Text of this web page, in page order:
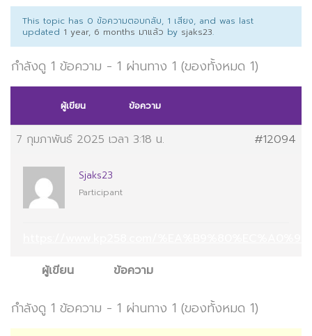
This topic has 0 ข้อความตอบกลับ, 1 เสียง, and was last
updated 1 year, 6 months มาแล้ว by sjaks23.
กำลังดู 1 ข้อความ - 1 ผ่านทาง 1 (ของทั้งหมด 1)
ผู้เขียน ข้อความ
7 กุมภาพันธ์ 2025 เวลา 3:18 น. #12094
Sjaks23
Participant
ผู้เขียน
ข้อความ
กำลังดู 1 ข้อความ - 1 ผ่านทาง 1 (ของทั้งหมด 1)